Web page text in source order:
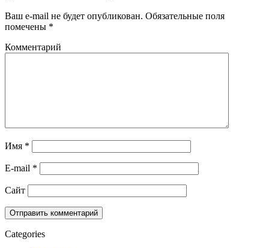
Ваш e-mail не будет опубликован. Обязательные поля
помечены *
Комментарий
Имя *
E-mail *
Сайт
Categories